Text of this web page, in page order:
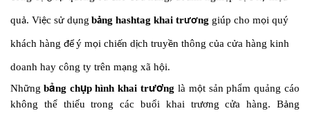
quả. Việc sử dụng bảng hashtag khai trương giúp cho mọi quý
khách hàng để ý mọi chiến dịch truyền thông của cửa hàng kinh
doanh hay công ty trên mạng xã hội.
Những bảng chụp hình khai trương là một sản phẩm quảng cáo
không thể thiếu trong các buổi khai trương cửa hàng. Bảng